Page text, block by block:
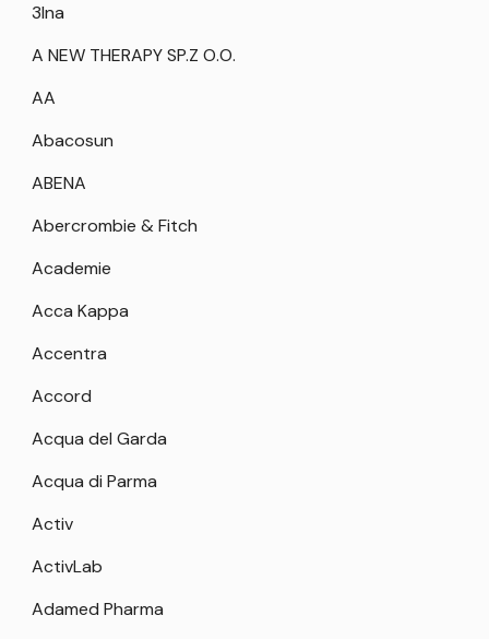
3Ina
A NEW THERAPY SP.Z O.O.
AA
Abacosun
ABENA
Abercrombie & Fitch
Academie
Acca Kappa
Accentra
Accord
Acqua del Garda
Acqua di Parma
Activ
ActivLab
Adamed Pharma